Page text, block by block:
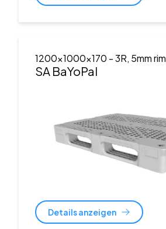
1200x1000x170 - 3R, 5mm rim
SA BaYoPal
Details anzeigen